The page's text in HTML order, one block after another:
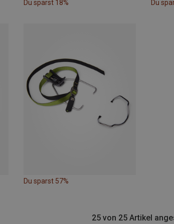
Du sparst 18% Du
Du sparst 57%
25 von 25 Artikel